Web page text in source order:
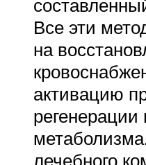
Все эти
на
активацию
регенерации
лечебного